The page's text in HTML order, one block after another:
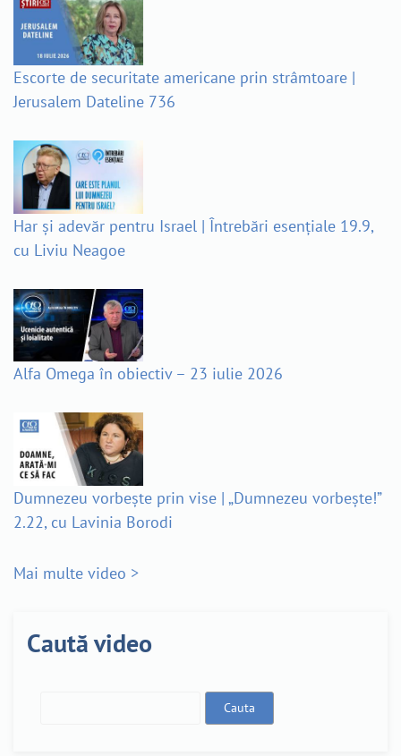
Escorte de securitate americane prin strâmtoare |
Jerusalem Dateline 736
Har și adevăr pentru Israel | Întrebări esențiale 19.9,
cu Liviu Neagoe
Alfa Omega în obiectiv – 23 iulie 2026
Dumnezeu vorbește prin vise | „Dumnezeu vorbește!”
2.22, cu Lavinia Borodi
Mai multe video >
Caută video